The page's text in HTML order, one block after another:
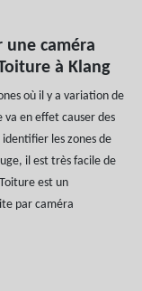
une caméra
à Klang
où il y a variation de
en effet causer des
les zones de
il est très facile de
est un
par caméra